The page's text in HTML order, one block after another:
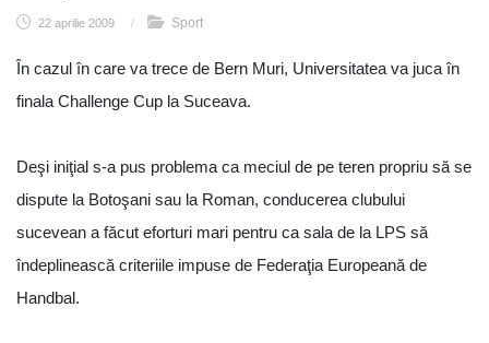
22 aprilie 2009 / Sport
În cazul în care va trece de Bern Muri, Universitatea va juca în
finala Challenge Cup la Suceava.
Deşi iniţial s-a pus problema ca meciul de pe teren propriu să se
dispute la Botoşani sau la Roman, conducerea clubului
sucevean a făcut eforturi mari pentru ca sala de la LPS să
îndeplinească criteriile impuse de Federaţia Europeană de
Handbal.